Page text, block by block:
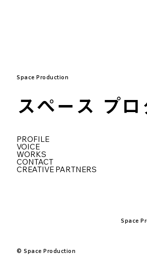
Space
© Space Production
Space Production
スペース プ
PROFILE
VOICE
WORKS
CONTACT
CREATIVE PARTNERS